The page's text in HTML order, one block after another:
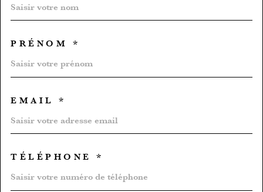
PRÉNOM *
EMAIL *
TÉLÉPHONE *